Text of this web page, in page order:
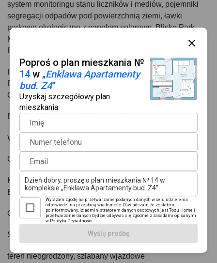
Poproś o plan mieszkania №
14 w „Enklawa Apartamenty
bud. Z4”
Uzyskaj szczegółowy plan
mieszkania.
Imię
Numer telefonu
Email
Wyrażam zgodę na przetwarzanie podanych danych w celu udzielenia
odpowiedzi na przesłaną wiadomość. Oświadczam, że zostałem
poinformowany, iż: administratorem danych osobowych jest Tozu Home i
przetwarzanie danych będzie odbywać się zgodnie z zasadami opisanymi
w Polityka Prywatności
Wyślij prośbę
system monitoringu stanu liczników i mediów, pojemniki
segregacji odpadów pod powierzchnią ziemi, ławki
parkowe ekologiczne z panelem solarnym. Blisko Park
Myślęcinek, Szpital Wojskowy, Stadion Zawiszy, PKP
Bydgoszcz Główna
Przynależności: Wszystkie mieszkania posiadają balkon.
Deweloper przewidział również komórki lokatorskie.
Ogródki na parterze.
Bezpieczeństwo: Domofon, monitoring
Wielkość Projektu: 400 mieszkań w 3 budynkach
Garaże: W inwestycji będą dostępne miejsca postojowe.
Komunikacja: Autobus 160m, tramwaj 900m, PKP
Bydgoszcz Rynkowo 857m
Odległość od Centrum: 2,1 km
Szczegóły inwestycji:
teren nieogrodzony, szlabany wjazdowe